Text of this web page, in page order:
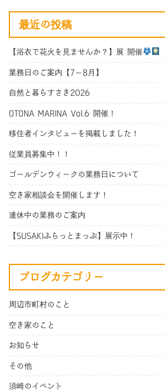
最近の投稿
【浴衣で花火を見ませんか？】展 開催
業務日のご案内【7～8月】
自然と暮らすさき2026
OTONA MARINA Vol.6 開催！
移住者インタビューを掲載しました！
従業員募集中！！
ゴールデンウィークの業務日について
空き家相談会を開催します！
連休中の業務のご案内
【SUSAKIふらっとまっぷ】展示中！
ブログカテゴリー
周辺市町村のこと
空き家のこと
お知らせ
その他
須崎のイベント